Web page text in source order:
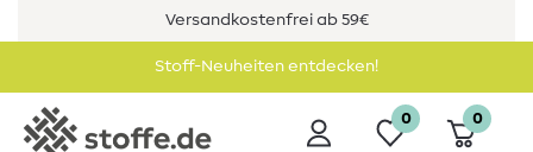
Versandkostenfrei ab 59€
Stoff-Neuheiten entdecken!
0 0